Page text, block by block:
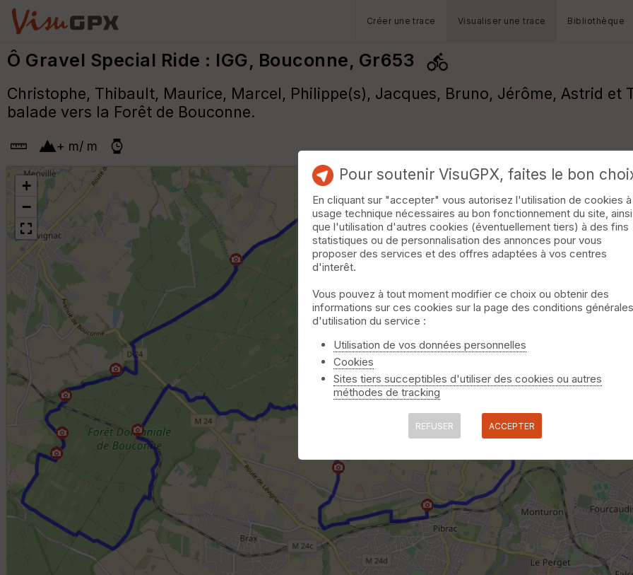
Créer une trace Visualiser une trace Bibliothèque
Ô Gravel Special Ride : IGG, Bouconne, Gr653
Christophe, Thibault, Maurice, Marcel, Philippe(s), Jacques, Bruno, Jérôme, Astrid
balade vers la Forêt de Bouconne.
+ m/ m
+
−
Pour soutenir VisuGPX, faites le bon
En cliquant sur "accepter" vous autorisez l'utilisation de cookies à
usage technique nécessaires au bon fonctionnement du site, ainsi
que l'utilisation d'autres cookies (éventuellement tiers) à des fins
statistiques ou de personnalisation des annonces pour vous
proposer des services et des offres adaptées à vos centres
d'interêt.
Vous pouvez à tout moment modifier ce choix ou obtenir des
informations sur ces cookies sur la page des conditions générales
d'utilisation du service :
Utilisation de vos données personnelles
Cookies
Sites tiers succeptibles d'utiliser des cookies ou autres
méthodes de tracking
REFUSER ACCEPTER